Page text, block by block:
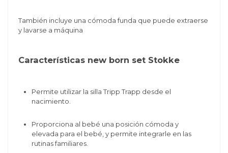
También incluye una cómoda funda que puede extraerse
y lavarse a máquina
Características new born set Stokke
Permite utilizar la silla Tripp Trapp desde el
nacimiento.
Proporciona al bebé una posición cómoda y
elevada para el bebé, y permite integrarle en las
rutinas familiares.